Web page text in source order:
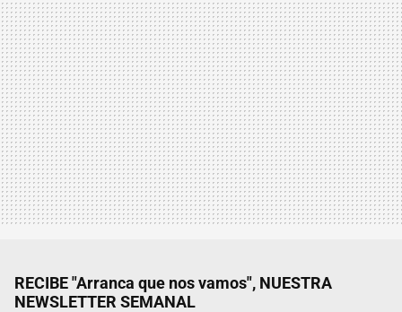
RECIBE "Arranca que nos vamos", NUESTRA
NEWSLETTER SEMANAL